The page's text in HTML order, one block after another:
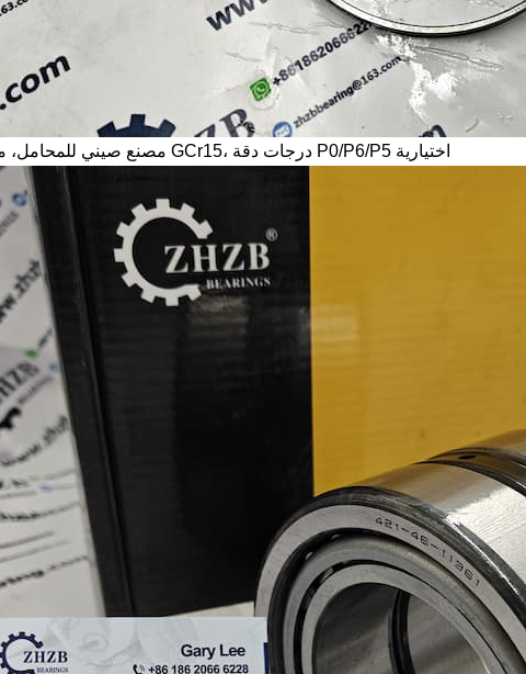
مصنع صيني للمحامل، مادة GCr15، درجات دقة P0/P6/P5 اختيارية